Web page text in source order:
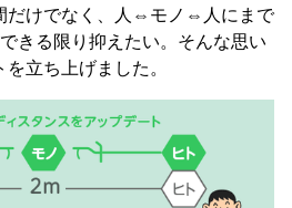
だけでなく、人⇔モノ⇔人にまで
きる限り抑えたい。そんな思い
立ち上げました。